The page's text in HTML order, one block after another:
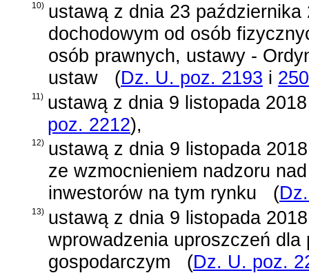
10) ustawą z dnia 23
dochodowym od osób
osób prawnych, ustawy -
ustaw
(Dz. U. poz. 2193 i
11) ustawą z dnia 9 listopada
poz. 2212),
12) ustawą z dnia 9 listopada
ze wzmocnieniem nadzoru
inwestorów na tym rynku
(
13) ustawą z dnia 9 listopada
wprowadzenia uproszczeń
gospodarczym
(Dz. U. poz.